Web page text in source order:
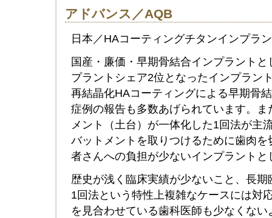
アドバンス／AQB
日本／HAコーティングチタンインプラ
国産・廉価・早期骨結合インプラント
プラントシェア2位となったインプラン
再結晶化HAコーティングによる早期骨
症例の報告も多数あげられています。
メント（土台）が一体化した1回法が主
バットメントを取りつけるために歯肉
者さんへの負担が少ないインプラント
歴史が浅く臨床実績が少ないこと、長
1回法という特性上複雑なケースには対
を見合わせている歯科医師も少なくな